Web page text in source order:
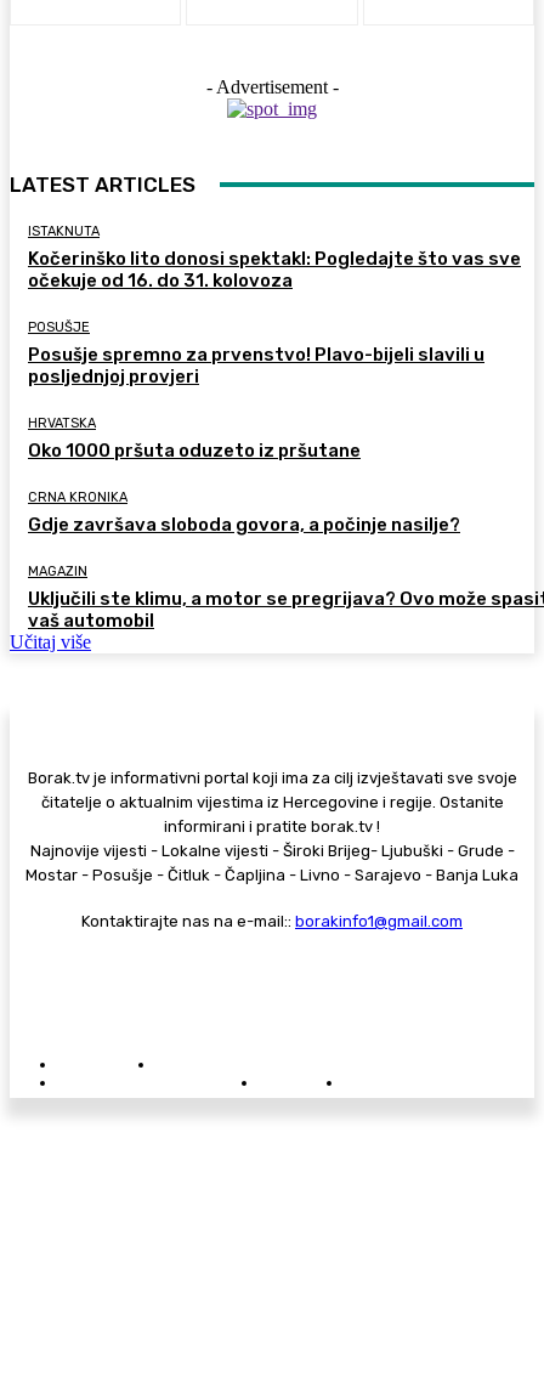
- Advertisement -
LATEST ARTICLES
ISTAKNUTA
Kočerinško lito donosi spektakl: Pogledajte što vas sve
očekuje od 16. do 31. kolovoza
POSUŠJE
Posušje spremno za prvenstvo! Plavo-bijeli slavili u
posljednjoj provjeri
HRVATSKA
Oko 1000 pršuta oduzeto iz pršutane
CRNA KRONIKA
Gdje završava sloboda govora, a počinje nasilje?
MAGAZIN
Uključili ste klimu, a motor se pregrijava? Ovo može
vaš automobil
Učitaj više
Borak.tv je informativni portal koji ima za cilj izvještavati sve svoje
čitatelje o aktualnim vijestima iz Hercegovine i regije. Ostanite
informirani i pratite borak.tv !
Najnovije vijesti - Lokalne vijesti - Široki Brijeg- Ljubuški - Grude -
Mostar - Posušje - Čitluk - Čapljina - Livno - Sarajevo - Banja Luka
Kontaktirajte nas na e-mail:: borakinfo1@gmail.com